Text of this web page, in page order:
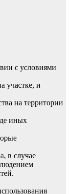
с условиями
участке, и
на территории
иных
в случае